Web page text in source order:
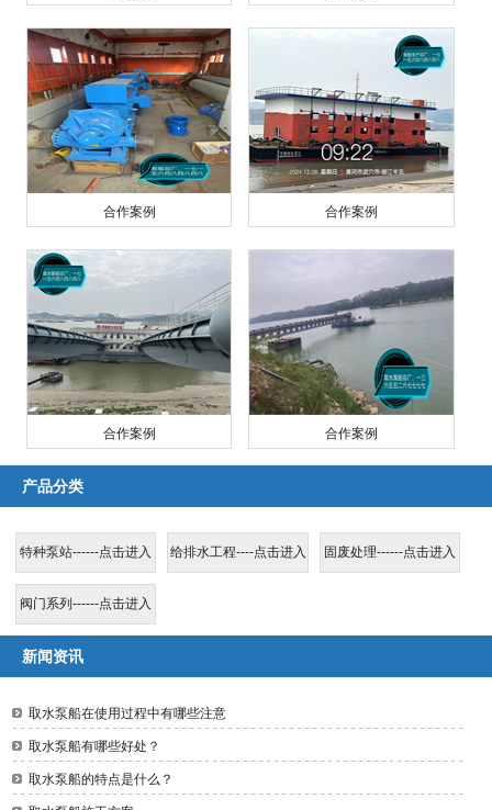
合作案例 合作案例
合作案例 合作案例
产品分类
特种泵站------点击进入 给排水工程----点击进入 固废处理------点击进入
阀门系列------点击进入
新闻资讯
取水泵船在使用过程中有哪些注意
取水泵船有哪些好处？
取水泵船的特点是什么？